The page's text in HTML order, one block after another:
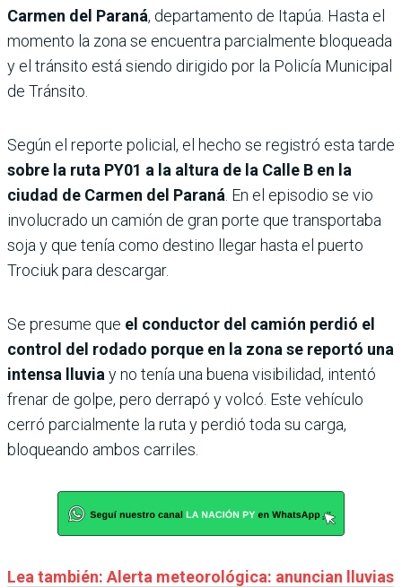
Carmen del Paraná, departamento de Itapúa. Hasta el
momento la zona se encuentra parcialmente bloqueada
y el tránsito está siendo dirigido por la Policía Municipal
de Tránsito.
Según el reporte policial, el hecho se registró esta tarde
sobre la ruta PY01 a la altura de la Calle B en la
ciudad de Carmen del Paraná . En el episodio se vio
involucrado un camión de gran porte que transportaba
soja y que tenía como destino llegar hasta el puerto
Trociuk para descargar.
Se presume que el conductor del camión perdió el
control del rodado porque en la zona se reportó una
intensa lluvia y no tenía una buena visibilidad, intentó
frenar de golpe, pero derrapó y volcó. Este vehículo
cerró parcialmente la ruta y perdió toda su carga,
bloqueando ambos carriles.
Lea también: Alerta meteorológica: anuncian lluvias